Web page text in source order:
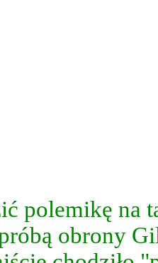
polemikę na
obrony